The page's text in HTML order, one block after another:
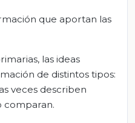
que aportan las
las ideas
de distintos tipos:
veces describen
comparan.